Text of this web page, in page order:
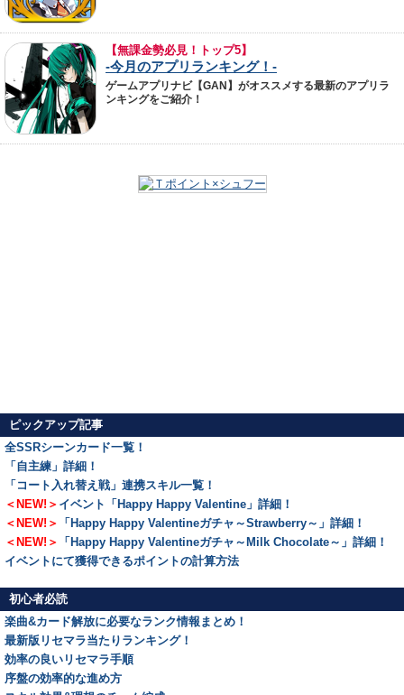
【無課金勢必見！トップ5】
-今月のアプリランキング！-
ゲームアプリナビ【GAN】がオススメする最新のアプリラ
ンキングをご紹介！
ピックアップ記事
全SSRシーンカード一覧！
「自主練」詳細！
「コート入れ替え戦」連携スキル一覧！
＜NEW!＞ イベント「Happy Happy Valentine」詳細！
＜NEW!＞
「Happy Happy Valentineガチャ～Strawberry～」詳細！
＜NEW!＞
「Happy Happy Valentineガチャ～Milk Chocolate～」詳細！
イベントにて獲得できるポイントの計算方法
初心者必読
楽曲&カード解放に必要なランク情報まとめ！
最新版リセマラ当たりランキング！
効率の良いリセマラ手順
序盤の効率的な進め方